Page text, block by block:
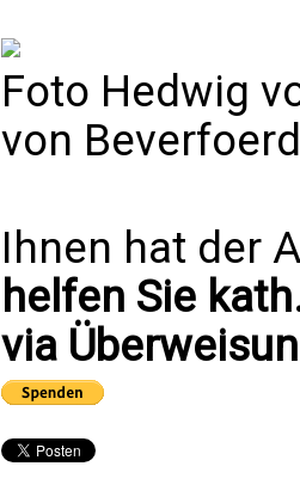
Foto Hedwig
von
Ihnen hat der
helfen Sie
via